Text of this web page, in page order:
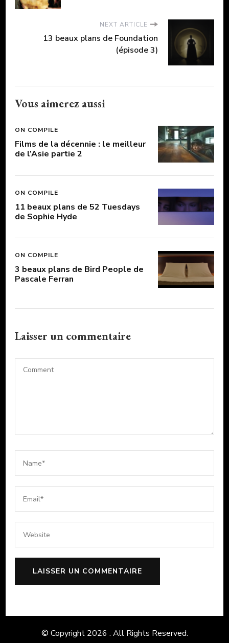
NEXT ARTICLE
13 beaux plans de Foundation
(épisode 3)
Vous aimerez aussi
ON COMPILE
Films de la décennie : le meilleur
de l’Asie partie 2
ON COMPILE
11 beaux plans de 52 Tuesdays
de Sophie Hyde
ON COMPILE
3 beaux plans de Bird People de
Pascale Ferran
Laisser un commentaire
© Copyright 2026 . All Rights Reserved.